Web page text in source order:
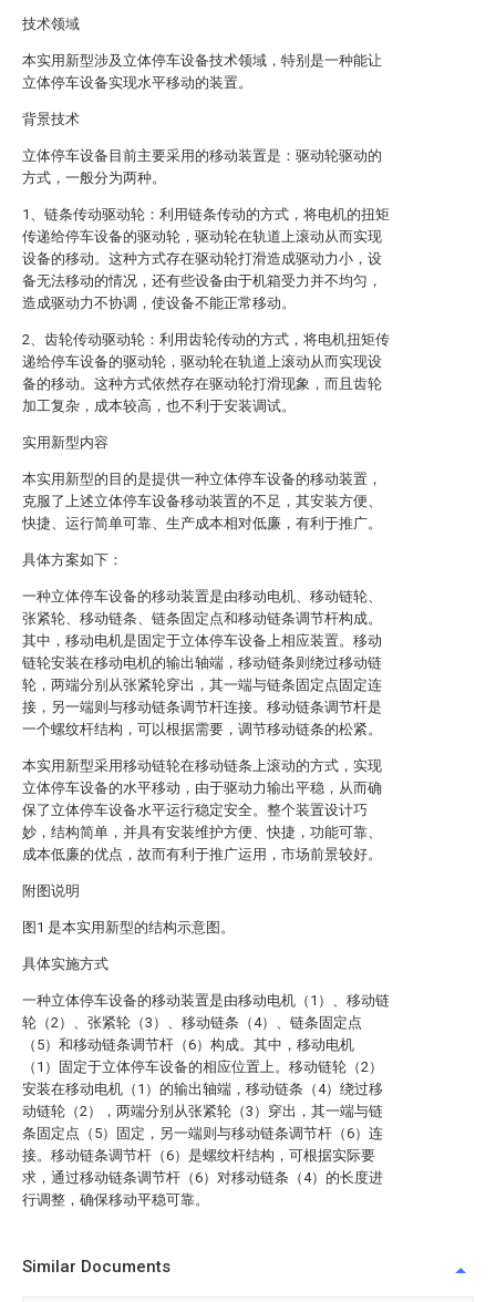
技术领域
本实用新型涉及立体停车设备技术领域，特别是一种能让
立体停车设备实现水平移动的装置。
背景技术
立体停车设备目前主要采用的移动装置是：驱动轮驱动的
方式，一般分为两种。
1、链条传动驱动轮：利用链条传动的方式，将电机的扭矩
传递给停车设备的驱动轮，驱动轮在轨道上滚动从而实现
设备的移动。这种方式存在驱动轮打滑造成驱动力小，设
备无法移动的情况，还有些设备由于机箱受力并不均匀，
造成驱动力不协调，使设备不能正常移动。
2、齿轮传动驱动轮：利用齿轮传动的方式，将电机扭矩传
递给停车设备的驱动轮，驱动轮在轨道上滚动从而实现设
备的移动。这种方式依然存在驱动轮打滑现象，而且齿轮
加工复杂，成本较高，也不利于安装调试。
实用新型内容
本实用新型的目的是提供一种立体停车设备的移动装置，
克服了上述立体停车设备移动装置的不足，其安装方便、
快捷、运行简单可靠、生产成本相对低廉，有利于推广。
具体方案如下：
一种立体停车设备的移动装置是由移动电机、移动链轮、
张紧轮、移动链条、链条固定点和移动链条调节杆构成。
其中，移动电机是固定于立体停车设备上相应装置。移动
链轮安装在移动电机的输出轴端，移动链条则绕过移动链
轮，两端分别从张紧轮穿出，其一端与链条固定点固定连
接，另一端则与移动链条调节杆连接。移动链条调节杆是
一个螺纹杆结构，可以根据需要，调节移动链条的松紧。
本实用新型采用移动链轮在移动链条上滚动的方式，实现
立体停车设备的水平移动，由于驱动力输出平稳，从而确
保了立体停车设备水平运行稳定安全。整个装置设计巧
妙，结构简单，并具有安装维护方便、快捷，功能可靠、
成本低廉的优点，故而有利于推广运用，市场前景较好。
附图说明
图1 是本实用新型的结构示意图。
具体实施方式
一种立体停车设备的移动装置是由移动电机（1）、移动链
轮（2）、张紧轮（3）、移动链条（4）、链条固定点
（5）和移动链条调节杆（6）构成。其中，移动电机
（1）固定于立体停车设备的相应位置上。移动链轮（2）
安装在移动电机（1）的输出轴端，移动链条（4）绕过移
动链轮（2），两端分别从张紧轮（3）穿出，其一端与链
条固定点（5）固定，另一端则与移动链条调节杆（6）连
接。移动链条调节杆（6）是螺纹杆结构，可根据实际要
求，通过移动链条调节杆（6）对移动链条（4）的长度进
行调整，确保移动平稳可靠。
Similar Documents